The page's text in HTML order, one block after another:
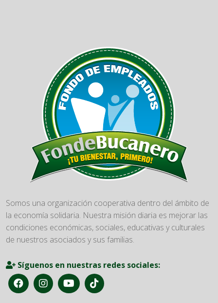
Somos una organización cooperativa dentro del ámbito de
la economía solidaria. Nuestra misión diaria es mejorar las
condiciones económicas, sociales, educativas y culturales
de nuestros asociados y sus familias.
Síguenos en nuestras redes sociales: